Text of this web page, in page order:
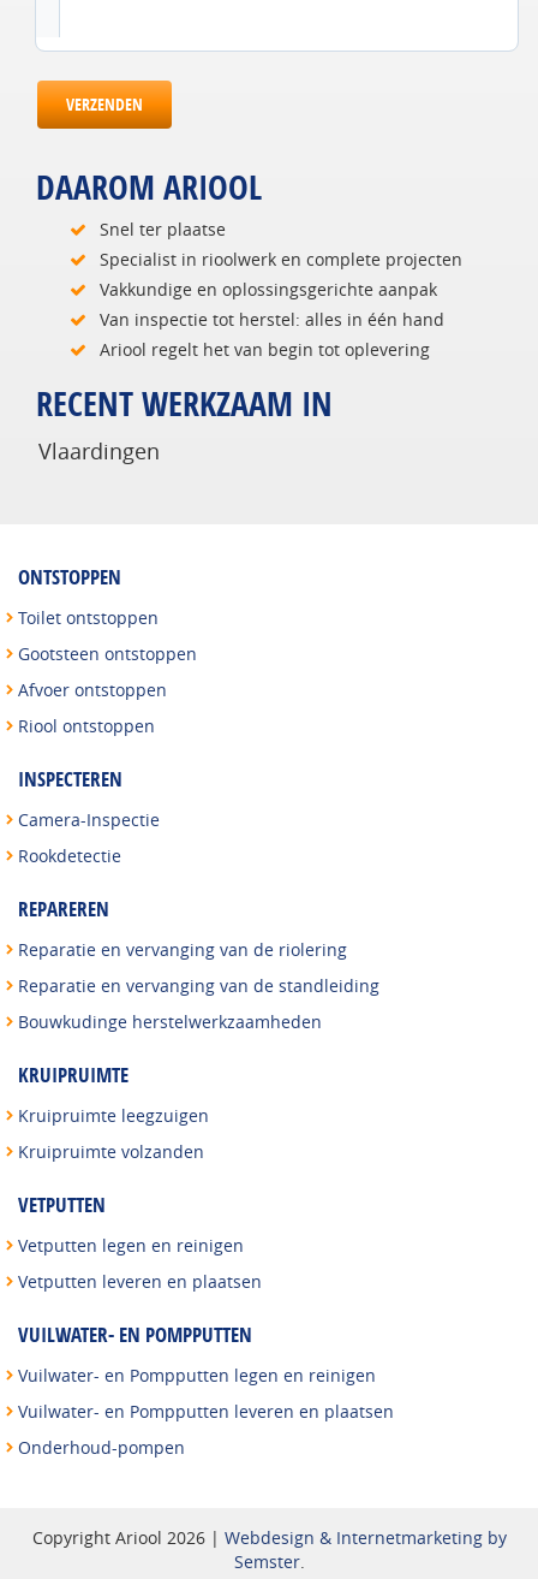
VERZENDEN
DAAROM ARIOOL
Snel ter plaatse
Specialist in rioolwerk en complete projecten
Vakkundige en oplossingsgerichte aanpak
Van inspectie tot herstel: alles in één hand
Ariool regelt het van begin tot oplevering
RECENT WERKZAAM IN
Vlaardingen
ONTSTOPPEN
Toilet ontstoppen
Gootsteen ontstoppen
Afvoer ontstoppen
Riool ontstoppen
INSPECTEREN
Camera-Inspectie
Rookdetectie
REPAREREN
Reparatie en vervanging van de riolering
Reparatie en vervanging van de standleiding
Bouwkudinge herstelwerkzaamheden
KRUIPRUIMTE
Kruipruimte leegzuigen
Kruipruimte volzanden
VETPUTTEN
Vetputten legen en reinigen
Vetputten leveren en plaatsen
VUILWATER- EN POMPPUTTEN
Vuilwater- en Pompputten legen en reinigen
Vuilwater- en Pompputten leveren en plaatsen
Onderhoud-pompen
Copyright Ariool 2026 | Webdesign & Internetmarketing by
Semster.